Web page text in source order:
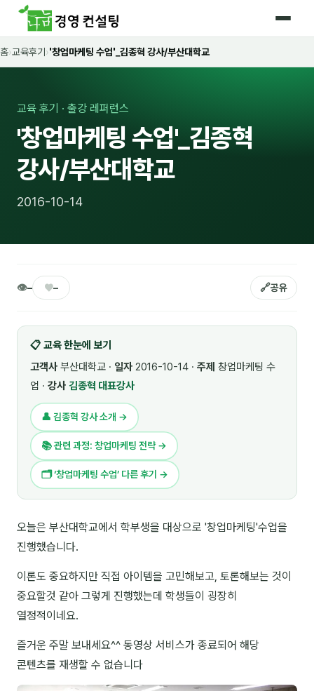
홈
🤖 AI · IT 교육
📈 마케팅 · 영업
🤝 B2B 세일즈
🌏 글로벌 비즈니스
4
🏭 산업 특화
🎬 영상 · 콘텐츠
📊 프레젠테이션 · 기획
🚀 창업 · 커리어
👥 리더십 · 조직
📚 인문학 · 교양
🤲 협력강사 과정
온라인강의 NEW
홈›교육후기 ›'창업마케팅 수업'_김종혁 강사/부산대학교
교육 후기 · 출강 레퍼런스
'창업마케팅 수업'_김종혁
강사/부산대학교
2016-10-14
👁– ♥– 🔗공유
📋 교육 한눈에 보기
고객사 부산대학교 · 일자 2016-10-14 · 주제 창업마케팅 수
업 · 강사 김종혁 대표강사
👤 김종혁 강사 소개 →
📚 관련 과정: 창업마케팅 전략 →
🗂 ‘창업마케팅 수업’ 다른 후기 →
오늘은 부산대학교에서 학부생을 대상으로 '창업마케팅'수업을
진행했습니다.
이론도 중요하지만 직접 아이템을 고민해보고, 토론해보는 것이
중요할것 같아 그렇게 진행했는데 학생들이 굉장히
열정적이네요.
즐거운 주말 보내세요^^ 동영상 서비스가 종료되어 해당
콘텐츠를 재생할 수 없습니다